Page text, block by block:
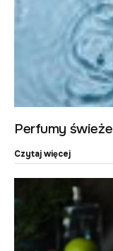
Perfumy świeże
Czytaj więcej